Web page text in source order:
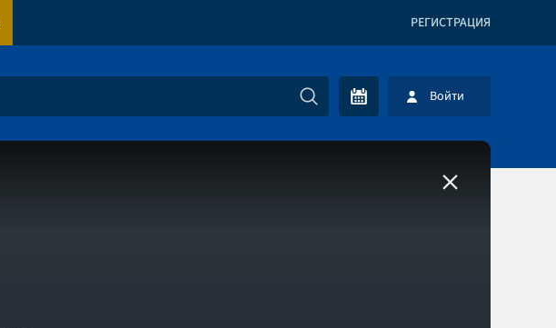
РЕГИСТРАЦИЯ
Войти